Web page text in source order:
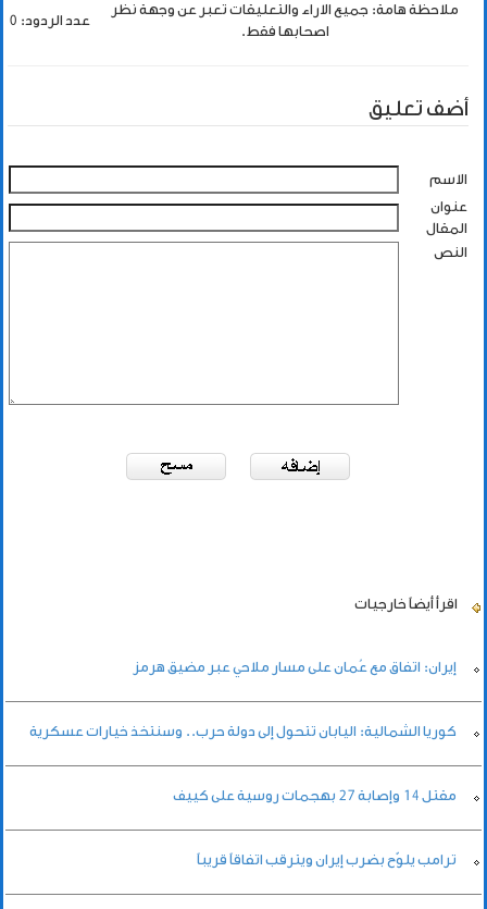
ملاحظة هامة: جميع الاراء والتعليقات تعبر عن وجهة نظر
اصحابها فقط.
عدد الردود: 0
أضف تعليق
الاسم
عنوان
المقال
النص
اقرأ أيضاً خارجيات
إيران: اتفاق مع عُمان على مسار ملاحي عبر مضيق هرمز
كوريا الشمالية: اليابان تتحول إلى دولة حرب.. وسنتخذ خيارات عسكرية
مقتل 14 وإصابة ‌27 بهجمات روسية على كييف
ترامب يلوّح بضرب إيران ويترقب اتفاقاً قريباً